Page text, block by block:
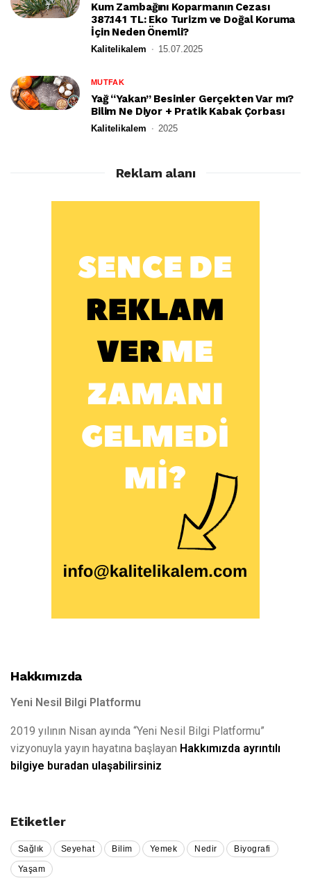
Kum Zambağını Koparmanın Cezası
387.141 TL: Eko Turizm ve Doğal Koruma
İçin Neden Önemli?
Kalitelikalem 15.07.2025
MUTFAK
Yağ “Yakan” Besinler Gerçekten Var mı?
Bilim Ne Diyor + Pratik Kabak Çorbası
Kalitelikalem 2025
Reklam alanı
Hakkımızda
Yeni Nesil Bilgi Platformu
2019 yılının Nisan ayında “Yeni Nesil Bilgi Platformu”
vizyonuyla yayın hayatına başlayan Hakkımızda ayrıntılı
bilgiye buradan ulaşabilirsiniz
Etiketler
Sağlık Seyehat Bilim Yemek Nedir Biyografi
Yaşam